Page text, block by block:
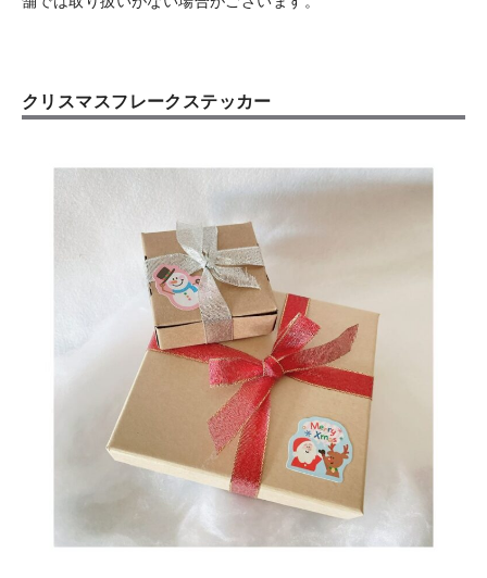
クリスマスフレークステッカー